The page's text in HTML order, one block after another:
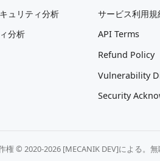
ュリティ分析
分析
サービス利用規
API Terms
Refund Policy
Vulnerability
Security
権 © 2020-2026 [MECANIK DEV]による。無